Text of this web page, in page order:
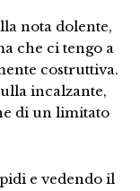
nota dolente,
che ci tengo a
costruttiva.
incalzante,
di un limitato
e vedendo il